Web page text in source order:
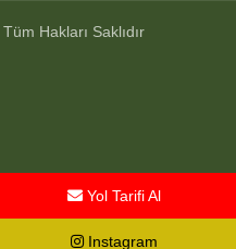
Tüm Hakları Saklıdır
Yol Tarifi Al
Instagram